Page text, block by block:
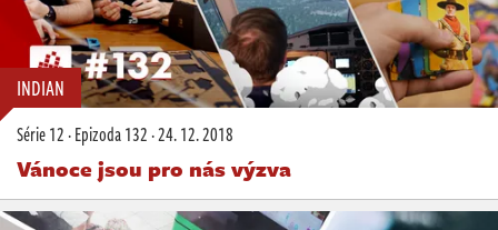
INDIAN
Série 12·Epizoda 132·24. 12. 2018
Vánoce jsou pro nás výzva